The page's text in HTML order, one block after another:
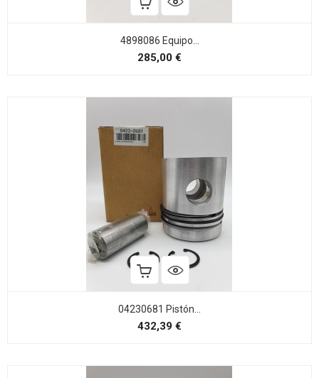
4898086 Equipo...
285,00 €
04230681 Pistón...
432,39 €